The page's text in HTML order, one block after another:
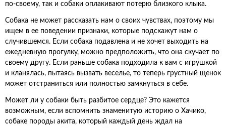
по-своему, так и собаки оплакивают потерю близкого клыка.
Собака не может рассказать нам о своих чувствах, поэтому мы
ищем в ее поведении признаки, которые подскажут нам о
случившемся. Если собака подавлена и не хочет выходить на
ежедневную прогулку, можно предположить, что она скучает по
своему другу. Если раньше собака подходила к вам с игрушкой
и кланялась, пытаясь вызвать веселье, то теперь грустный щенок
может отстраниться или полностью замкнуться в себе.
Может ли у собаки быть разбитое сердце? Это кажется
возможным, если вспомнить знаменитую историю о Хачико,
собаке породы акита, который каждый день ждал на